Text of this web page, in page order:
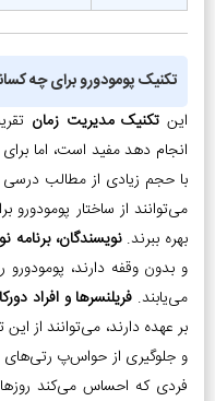
تکنیک پومودورو برای چه
این تکنیک مدیریت زمان
انجام دهد مفید است، اما
با حجم زیادی از مطالب درسی
می‌توانند از ساختار پومودورو
بهره ببرند.نویسندگان، برنامه
و بدون وقفه دارند،
می‌یابند. فریلنسرها و افراد
بر عهده دارند، می‌توانند از
و جلوگیری از حواس‌پ رتی‌های
فردی که احساس می‌کند